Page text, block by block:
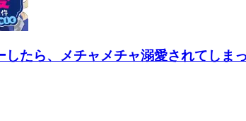
たら、メチャメチャ溺愛されてしま